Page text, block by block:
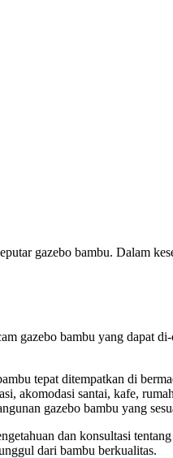
gazebo bambu. Dalam
bambu yang dapat di-
tepat ditempatkan di
akomodasi santai, kafe,
gazebo bambu yang
dan konsultasi
dari bambu berkualitas.